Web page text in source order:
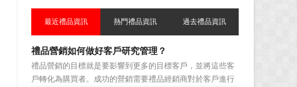
最近禮品資訊 熱門禮品資訊 過去禮品資訊
禮品營銷如何做好客戶研究管理？
禮品營銷的目標就是要影響到更多的目標客戶，並將這些客
戶轉化為購買者。成功的營銷需要禮品經銷商對於客戶進行